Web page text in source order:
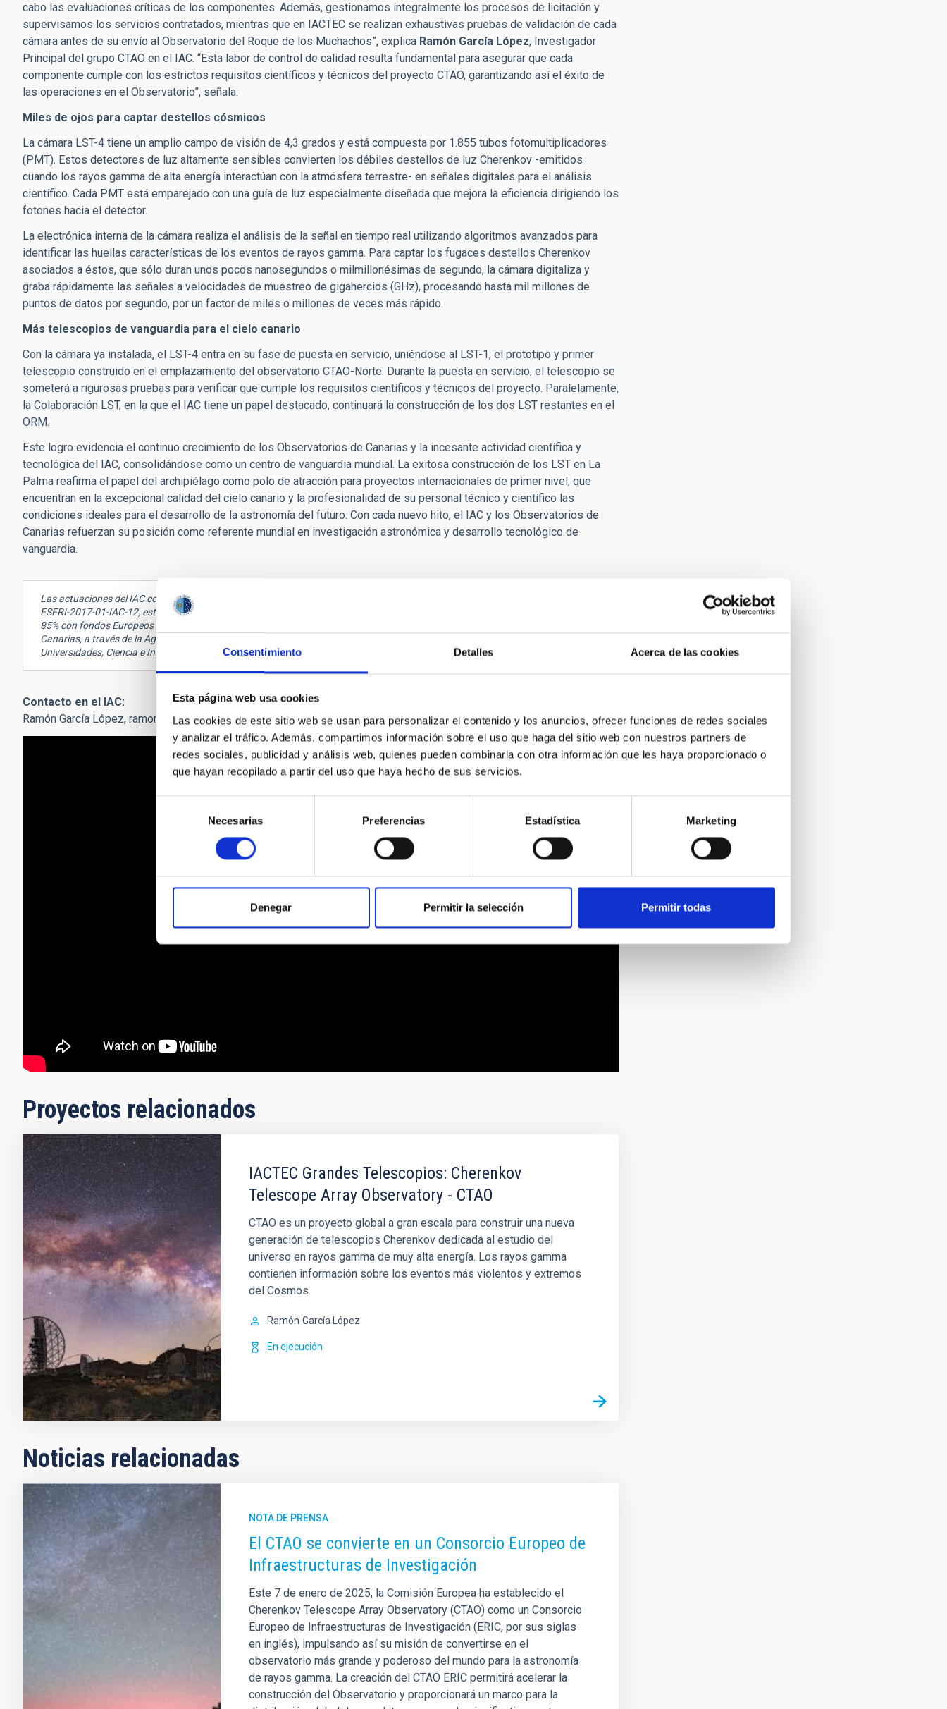
Consentimiento Detalles Acerca de las cookies
Esta página web usa cookies
Las cookies de este sitio web se usan para personalizar el contenido y los anuncios, ofrecer funciones de redes sociales
y analizar el tráfico. Además, compartimos información sobre el uso que haga del sitio web con nuestros partners de
redes sociales, publicidad y análisis web, quienes pueden combinarla con otra información que les haya proporcionado o
que hayan recopilado a partir del uso que haya hecho de sus servicios.
consentimiento
Necesarias Preferencias Estadística Marketing
Denegar Permitir la selección Permitir todas
cabo las evaluaciones críticas de los componentes. Además, gestionamos integralmente los procesos de licitación y
supervisamos los servicios contratados, mientras que en IACTEC se realizan exhaustivas pruebas de validación de cada
cámara antes de su envío al Observatorio del Roque de los Muchachos”, explica Ramón García López, Investigador
Principal del grupo CTAO en el IAC. “Esta labor de control de calidad resulta fundamental para asegurar que cada
componente cumple con los estrictos requisitos científicos y técnicos del proyecto CTAO, garantizando así el éxito de
las operaciones en el Observatorio”, señala.
Miles de ojos para captar destellos cósmicos
La cámara LST-4 tiene un amplio campo de visión de 4,3 grados y está compuesta por 1.855 tubos fotomultiplicadores
(PMT). Estos detectores de luz altamente sensibles convierten los débiles destellos de luz Cherenkov -emitidos
cuando los rayos gamma de alta energía interactúan con la atmósfera terrestre- en señales digitales para el análisis
científico. Cada PMT está emparejado con una guía de luz especialmente diseñada que mejora la eficiencia dirigiendo los
fotones hacia el detector.
La electrónica interna de la cámara realiza el análisis de la señal en tiempo real utilizando algoritmos avanzados para
identificar las huellas características de los eventos de rayos gamma. Para captar los fugaces destellos Cherenkov
asociados a éstos, que sólo duran unos pocos nanosegundos o milmillonésimas de segundo, la cámara digitaliza y
graba rápidamente las señales a velocidades de muestreo de gigahercios (GHz), procesando hasta mil millones de
puntos de datos por segundo, por un factor de miles o millones de veces más rápido.
Más telescopios de vanguardia para el cielo canario
Con la cámara ya instalada, el LST-4 entra en su fase de puesta en servicio, uniéndose al LST-1, el prototipo y primer
telescopio construido en el emplazamiento del observatorio CTAO-Norte. Durante la puesta en servicio, el telescopio se
someterá a rigurosas pruebas para verificar que cumple los requisitos científicos y técnicos del proyecto. Paralelamente,
la Colaboración LST, en la que el IAC tiene un papel destacado, continuará la construcción de los dos LST restantes en el
ORM.
Este logro evidencia el continuo crecimiento de los Observatorios de Canarias y la incesante actividad científica y
tecnológica del IAC, consolidándose como un centro de vanguardia mundial. La exitosa construcción de los LST en La
Palma reafirma el papel del archipiélago como polo de atracción para proyectos internacionales de primer nivel, que
encuentran en la excepcional calidad del cielo canario y la profesionalidad de su personal técnico y científico las
condiciones ideales para el desarrollo de la astronomía del futuro. Con cada nuevo hito, el IAC y los Observatorios de
Canarias refuerzan su posición como referente mundial en investigación astronómica y desarrollo tecnológico de
vanguardia.
Las actuaciones del IAC con cargo al proyecto “Los Cuatro Large Size Telescopes (LST) del CTA-Norte en el ORM” de referencia
ESFRI-2017-01-IAC-12, están financiadas por el Ministerio de Ciencia, Innovación y Universidades (MICIU), cofinanciadas en un
85% con fondos Europeos de Desarrollo Regional (FEDER). Las actuaciones cuentan también con financiación del Gobierno de
Canarias, a través de la Agencia Canaria de Investigación, Innovación y Sociedad de la Información (ACIISI), de la Consejería de
Universidades, Ciencia e Innovación y Cultura.
Contacto en el IAC:
Ramón García López, ramon.garcia.lopez[at]iac.es(ramon[dot]garcia[dot]lopez[at]iac[dot]es)
Proyectos relacionados
IACTEC Grandes Telescopios: Cherenkov
Telescope Array Observatory - CTAO
CTAO es un proyecto global a gran escala para construir una nueva
generación de telescopios Cherenkov dedicada al estudio del
universo en rayos gamma de muy alta energía. Los rayos gamma
contienen información sobre los eventos más violentos y extremos
del Cosmos.
Ramón García López
En ejecución
Noticias relacionadas
NOTA DE PRENSA
El CTAO se convierte en un Consorcio Europeo de
Infraestructuras de Investigación
Este 7 de enero de 2025, la Comisión Europea ha establecido el
Cherenkov Telescope Array Observatory (CTAO) como un Consorcio
Europeo de Infraestructuras de Investigación (ERIC, por sus siglas
en inglés), impulsando así su misión de convertirse en el
observatorio más grande y poderoso del mundo para la astronomía
de rayos gamma. La creación del CTAO ERIC permitirá acelerar la
construcción del Observatorio y proporcionará un marco para la